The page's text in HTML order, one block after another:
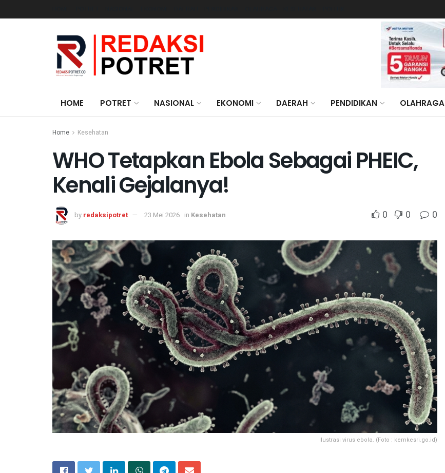
HOME POTRET NASIONAL EKONOMI DAERAH PENDIDIKAN OLAHRAGA
Home Kesehatan
WHO Tetapkan Ebola Sebagai PHEIC,
Kenali Gejalanya!
by redaksipotret 23 Mei 2026 in Kesehatan 0 0 0
Ilustrasi virus ebola. (Foto : kemkesri.go.id)